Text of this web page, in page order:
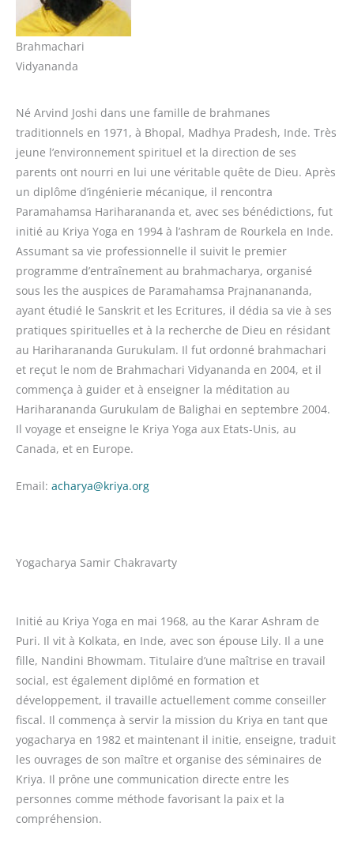
Brahmachari
Vidyananda
Né Arvind Joshi dans une famille de brahmanes
traditionnels en 1971, à Bhopal, Madhya Pradesh, Inde. Très
jeune l’environnement spirituel et la direction de ses
parents ont nourri en lui une véritable quête de Dieu. Après
un diplôme d’ingénierie mécanique, il rencontra
Paramahamsa Hariharananda et, avec ses bénédictions, fut
initié au Kriya Yoga en 1994 à l’ashram de Rourkela en Inde.
Assumant sa vie professionnelle il suivit le premier
programme d’entraînement au brahmacharya, organisé
sous les the auspices de Paramahamsa Prajnanananda,
ayant étudié le Sanskrit et les Ecritures, il dédia sa vie à ses
pratiques spirituelles et à la recherche de Dieu en résidant
au Hariharananda Gurukulam. Il fut ordonné brahmachari
et reçut le nom de Brahmachari Vidyananda en 2004, et il
commença à guider et à enseigner la méditation au
Hariharananda Gurukulam de Balighai en septembre 2004.
Il voyage et enseigne le Kriya Yoga aux Etats-Unis, au
Canada, et en Europe.
Email: acharya@kriya.org
Yogacharya Samir Chakravarty
Initié au Kriya Yoga en mai 1968, au the Karar Ashram de
Puri. Il vit à Kolkata, en Inde, avec son épouse Lily. Il a une
fille, Nandini Bhowmam. Titulaire d’une maîtrise en travail
social, est également diplômé en formation et
développement, il travaille actuellement comme conseiller
fiscal. Il commença à servir la mission du Kriya en tant que
yogacharya en 1982 et maintenant il initie, enseigne, traduit
les ouvrages de son maître et organise des séminaires de
Kriya. Il prône une communication directe entre les
personnes comme méthode favorisant la paix et la
compréhension.